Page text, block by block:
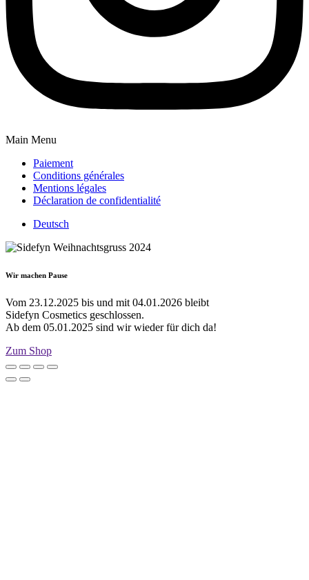
Main Menu
Paiement
Conditions générales
Mentions légales
Déclaration de confidentialité
Deutsch
Wir machen Pause
Vom 23.12.2025 bis und mit 04.01.2026 bleibt
Sidefyn Cosmetics geschlossen.
Ab dem 05.01.2025 sind wir wieder für dich da!
Zum Shop